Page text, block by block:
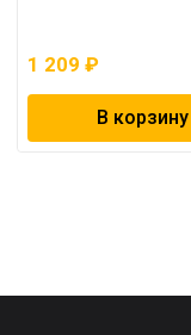
1 209 ₽
В корзину